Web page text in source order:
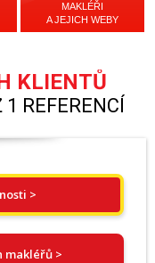
MAKLÉŘI
A JEJICH WEBY
KLIENTŮ
REFERENCÍ
>
makléřů >